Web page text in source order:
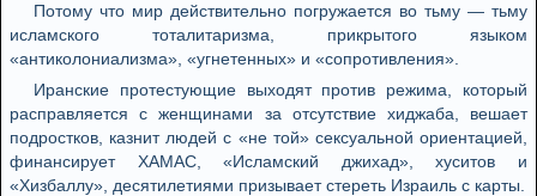
Потому что мир действительно погружается во тьму — тьму
исламского тоталитаризма, прикрытого языком
«антиколониализма», «угнетенных» и «сопротивления».
Иранские протестующие выходят против режима, который
расправляется с женщинами за отсутствие хиджаба, вешает
подростков, казнит людей с «не той» сексуальной ориентацией,
финансирует ХАМАС, «Исламский джихад», хуситов и
«Хизбаллу», десятилетиями призывает стереть Израиль с карты.